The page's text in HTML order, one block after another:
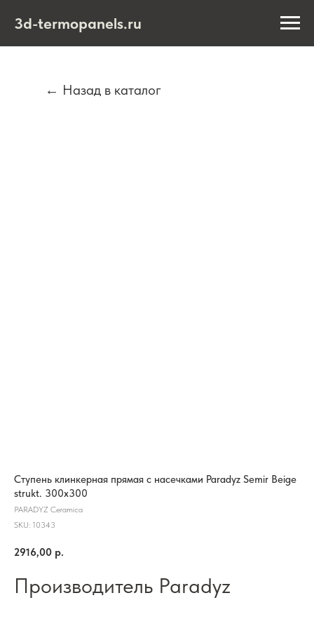
3d-termopanels.ru
← Назад в каталог
Ступень клинкерная прямая с насечками Paradyz Semir Beige
strukt. 300x300
PARADYZ Ceramica
SKU: 10343
2916,00 р.
Производитель Paradyz